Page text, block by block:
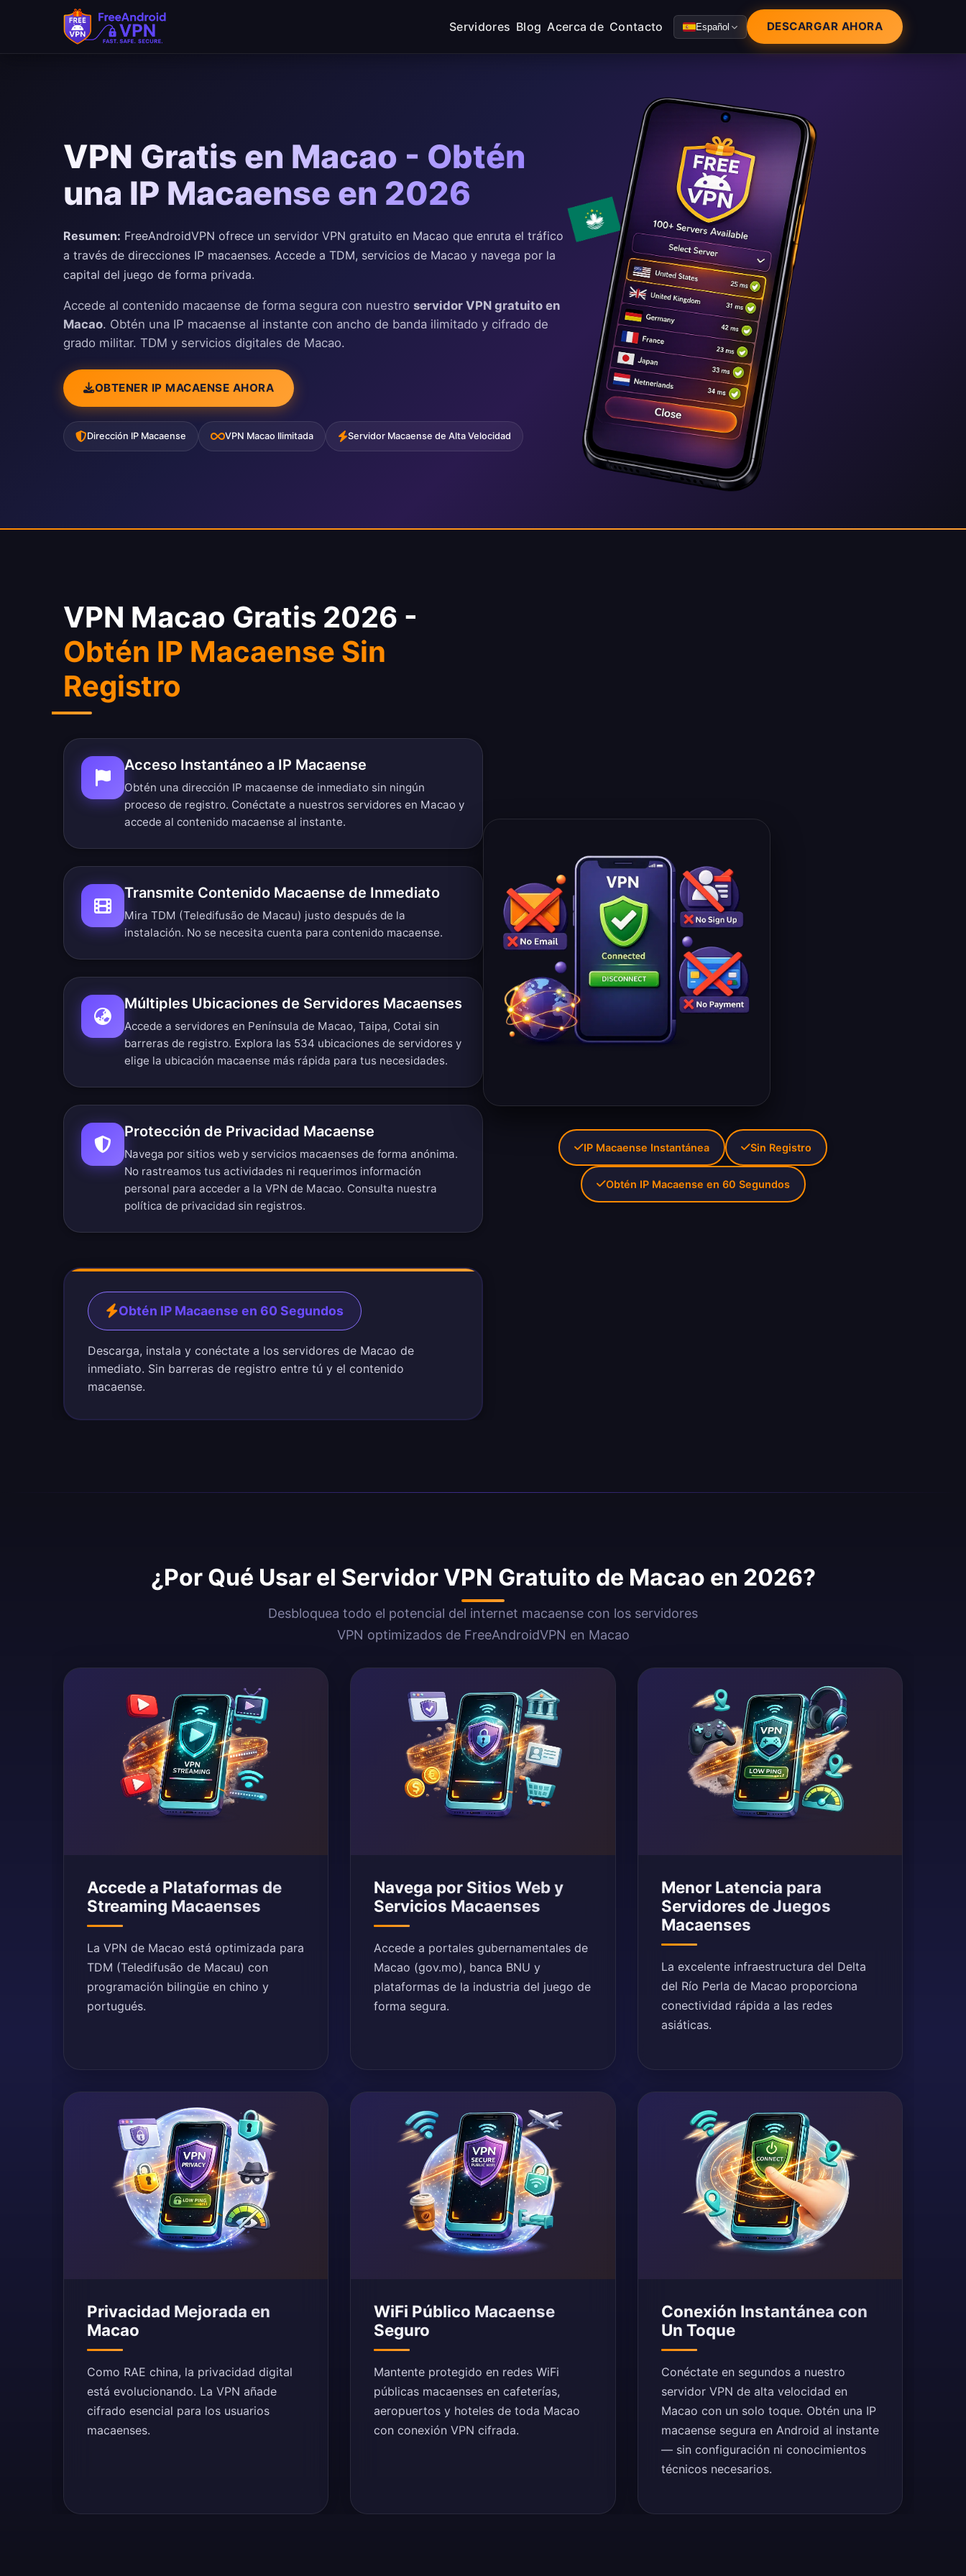
Saltar al contenido principal
Servidores Blog Acerca de Contacto Español DESCARGAR AHORA
VPN Gratis en Macao - Obtén
una IP Macaense en 2026
Resumen: FreeAndroidVPN ofrece un servidor VPN gratuito en Macao que enruta el tráfico
a través de direcciones IP macaenses. Accede a TDM, servicios de Macao y navega por la
capital del juego de forma privada.
Accede al contenido macaense de forma segura con nuestro servidor VPN gratuito en
Macao. Obtén una IP macaense al instante con ancho de banda ilimitado y cifrado de
grado militar. TDM y servicios digitales de Macao.
OBTENER IP MACAENSE AHORA
Dirección IP Macaense VPN Macao Ilimitada Servidor Macaense de Alta Velocidad
VPN Macao Gratis 2026 -
Obtén IP Macaense Sin
Registro
Acceso Instantáneo a IP Macaense
Obtén una dirección IP macaense de inmediato sin ningún
proceso de registro. Conéctate a nuestros servidores en Macao y
accede al contenido macaense al instante.
Transmite Contenido Macaense de Inmediato
Mira TDM (Teledifusão de Macau) justo después de la
instalación. No se necesita cuenta para contenido macaense.
Múltiples Ubicaciones de Servidores Macaenses
Accede a servidores en Península de Macao, Taipa, Cotai sin
barreras de registro. Explora las 534 ubicaciones de servidores y
elige la ubicación macaense más rápida para tus necesidades.
Protección de Privacidad Macaense
Navega por sitios web y servicios macaenses de forma anónima.
No rastreamos tus actividades ni requerimos información
personal para acceder a la VPN de Macao. Consulta nuestra
política de privacidad sin registros.
Obtén IP Macaense en 60 Segundos
Descarga, instala y conéctate a los servidores de Macao de
inmediato. Sin barreras de registro entre tú y el contenido
macaense.
IP Macaense Instantánea Sin Registro
Obtén IP Macaense en 60 Segundos
¿Por Qué Usar el Servidor VPN Gratuito de Macao en 2026?
Desbloquea todo el potencial del internet macaense con los servidores
VPN optimizados de FreeAndroidVPN en Macao
Accede a Plataformas de
Streaming Macaenses
La VPN de Macao está optimizada para
TDM (Teledifusão de Macau) con
programación bilingüe en chino y
portugués.
Navega por Sitios Web y
Servicios Macaenses
Accede a portales gubernamentales de
Macao (gov.mo), banca BNU y
plataformas de la industria del juego de
forma segura.
Menor Latencia para
Servidores de Juegos
Macaenses
La excelente infraestructura del Delta
del Río Perla de Macao proporciona
conectividad rápida a las redes
asiáticas.
Privacidad Mejorada en
Macao
Como RAE china, la privacidad digital
está evolucionando. La VPN añade
cifrado esencial para los usuarios
macaenses.
WiFi Público Macaense
Seguro
Mantente protegido en redes WiFi
públicas macaenses en cafeterías,
aeropuertos y hoteles de toda Macao
con conexión VPN cifrada.
Conexión Instantánea con
Un Toque
Conéctate en segundos a nuestro
servidor VPN de alta velocidad en
Macao con un solo toque. Obtén una IP
macaense segura en Android al instante
— sin configuración ni conocimientos
técnicos necesarios.